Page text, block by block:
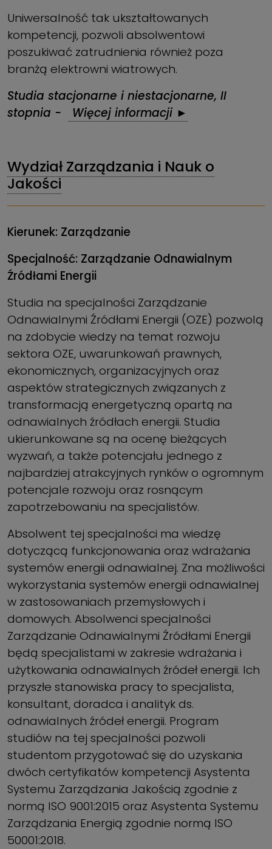
Uniwersalność tak ukształtowanych
kompetencji, pozwoli absolwentowi
poszukiwać zatrudnienia również poza
branżą elektrowni wiatrowych.
Studia stacjonarne i niestacjonarne, II
stopnia -
Więcej informacji ►
Wydział Zarządzania i Nauk o
Jakości
Kierunek: Zarządzanie
Specjalność: Zarządzanie Odnawialnym
Źródłami Energii
Studia na specjalności Zarządzanie
Odnawialnymi Źródłami Energii (OZE) pozwolą
na zdobycie wiedzy na temat rozwoju
sektora OZE, uwarunkowań prawnych,
ekonomicznych, organizacyjnych oraz
aspektów strategicznych związanych z
transformacją energetyczną opartą na
odnawialnych źródłach energii. Studia
ukierunkowane są na ocenę bieżących
wyzwań, a także potencjału jednego z
najbardziej atrakcyjnych rynków o ogromnym
potencjale rozwoju oraz rosnącym
zapotrzebowaniu na specjalistów.
Absolwent tej specjalności ma wiedzę
dotyczącą funkcjonowania oraz wdrażania
systemów energii odnawialnej. Zna możliwości
wykorzystania systemów energii odnawialnej
w zastosowaniach przemysłowych i
domowych. Absolwenci specjalności
Zarządzanie Odnawialnymi Źródłami Energii
będą specjalistami w zakresie wdrażania i
użytkowania odnawialnych źródeł energii. Ich
przyszłe stanowiska pracy to specjalista,
konsultant, doradca i analityk ds.
odnawialnych źródeł energii. Program
studiów na tej specjalności pozwoli
studentom przygotować się do uzyskania
dwóch certyfikatów kompetencji Asystenta
Systemu Zarządzania Jakością zgodnie z
normą ISO 9001:2015 oraz Asystenta Systemu
Zarządzania Energią zgodnie normą ISO
50001:2018.